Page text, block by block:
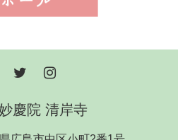
慶院 清岸寺